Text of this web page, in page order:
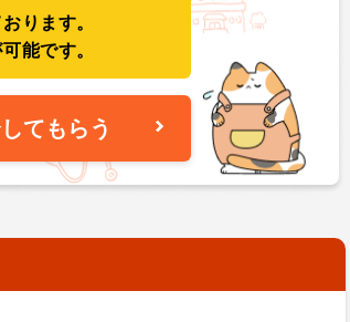
ります。
能です。
てもらう